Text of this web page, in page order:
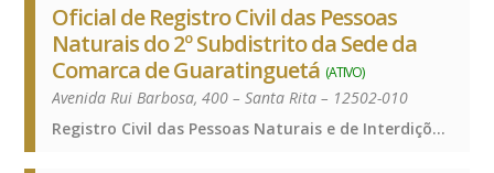
Oficial de Registro Civil das Pessoas
Naturais do 2º Subdistrito da Sede da
Comarca de Guaratinguetá (ATIVO)
Avenida Rui Barbosa, 400 – Santa Rita – 12502-010
Registro Civil das Pessoas Naturais e de Interdições e Tutelas, Registro Civil das Pessoas Naturais e de Interdições e Tutelas, Registro Civil das Pessoas Naturais e de Interdições e Tutelas